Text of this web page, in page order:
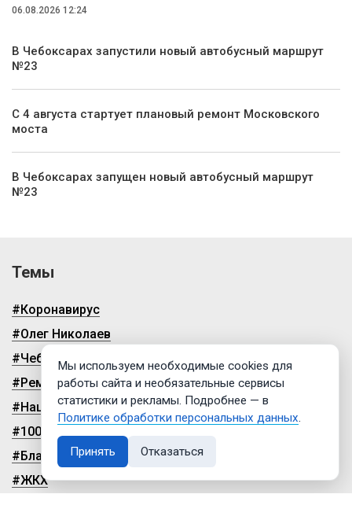
06.08.2026 12:24
В Чебоксарах запустили новый автобусный маршрут
№23
С 4 августа стартует плановый ремонт Московского
моста
В Чебоксарах запущен новый автобусный маршрут
№23
Темы
#Коронавирус
#Олег Николаев
#Чебоксары
#Ремонт дорог
#Нацпроекты
#100-летие чувашской автономии
#Благоустройство
#ЖКХ
Мы используем необходимые cookies для
работы сайта и необязательные сервисы
статистики и рекламы. Подробнее — в
Политике обработки персональных данных.
Принять Отказаться